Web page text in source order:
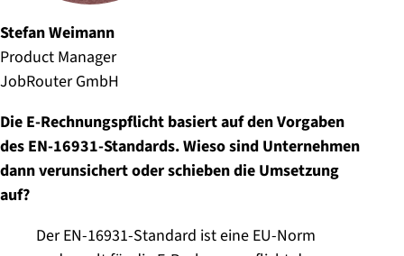
Stefan Weimann
Product Manager
JobRouter GmbH
Die E-Rechnungspflicht basiert auf den Vorgaben
des EN-16931-Standards. Wieso sind Unternehmen
dann verunsichert oder schieben die Umsetzung
auf?
Der EN-16931-Standard ist eine EU-Norm